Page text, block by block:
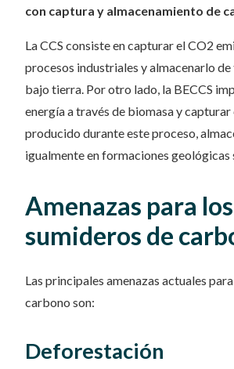
con captura y almacenamiento de
La CCS consiste en capturar el CO2
procesos industriales y almacenarlo
bajo tierra. Por otro lado, la BECCS
energía a través de biomasa y capturar
producido durante este proceso,
igualmente en formaciones geológicas
Amenazas para los
sumideros de
Las principales amenazas actuales
carbono son:
Deforestación